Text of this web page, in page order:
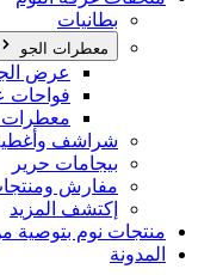
بطانيات
معطرات الجو
عرض
فواحات
شراشف
بيجامات حرير
مفارش
إكتشف المزيد
منتجات نوم بتوصية
المدونة